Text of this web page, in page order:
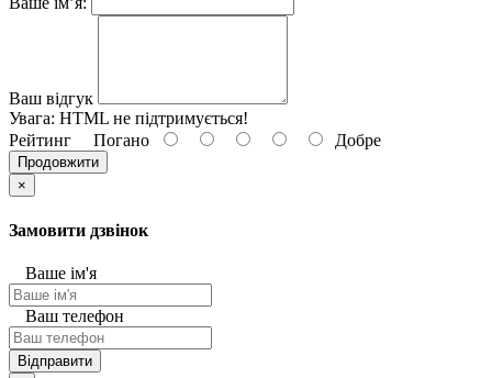
Ваш відгук
Увага: HTML не підтримується!
Рейтинг Погано Добре
Продовжити
×
Замовити дзвінок
Ваше ім'я
Ваш телефон
Відправити